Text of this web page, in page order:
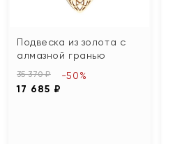
Подвеска из золота с
алмазной гранью
35 370 ₽
17 685 ₽
-50%